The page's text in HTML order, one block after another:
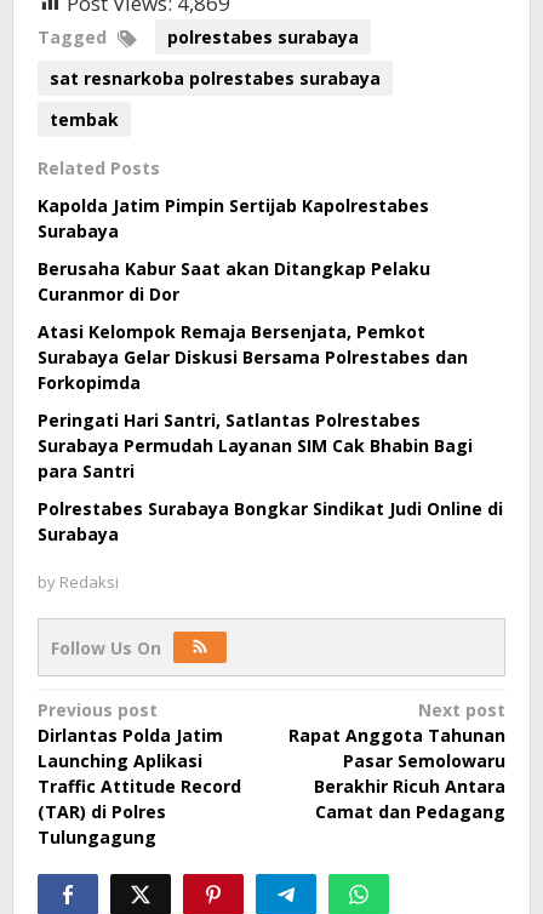
Tagged
polrestabes surabaya
sat resnarkoba polrestabes surabaya
tembak
Related Posts
Kapolda Jatim Pimpin Sertijab Kapolrestabes
Surabaya
Berusaha Kabur Saat akan Ditangkap Pelaku
Curanmor di Dor
Atasi Kelompok Remaja Bersenjata, Pemkot
Surabaya Gelar Diskusi Bersama Polrestabes dan
Forkopimda
Peringati Hari Santri, Satlantas Polrestabes
Surabaya Permudah Layanan SIM Cak Bhabin Bagi
para Santri
Polrestabes Surabaya Bongkar Sindikat Judi Online di
Surabaya
by Redaksi
Follow Us On
Post
navigation
Previous post
Dirlantas Polda Jatim
Launching Aplikasi
Traffic Attitude Record
(TAR) di Polres
Tulungagung
Next post
Rapat Anggota Tahunan
Pasar Semolowaru
Berakhir Ricuh Antara
Camat dan Pedagang